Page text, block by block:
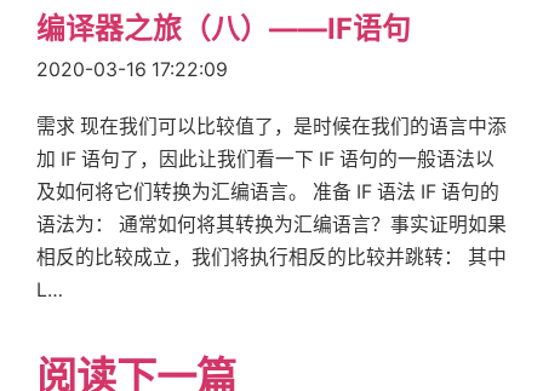
        andq    $255,%r9
        movq    x(%rip), %r8
        movq    %r8, %rdi
        call    printint
        movq    $7, %r8
        movq    $7, %r9
        cmpq    %r9, %r8
        setle   %r9b
        movq    %r8, %rdi
编译器之旅（八）——IF语句
2020-03-16 17:22:09
需求 现在我们可以比较值了，是时候在我们的语言中添
加 IF 语句了，因此让我们看一下 IF 语句的一般语法以
及如何将它们转换为汇编语言。 准备 IF 语法 IF 语句的
语法为： 通常如何将其转换为汇编语言？事实证明如果
相反的比较成立，我们将执行相反的比较并跳转： 其中
L…
阅读下一篇